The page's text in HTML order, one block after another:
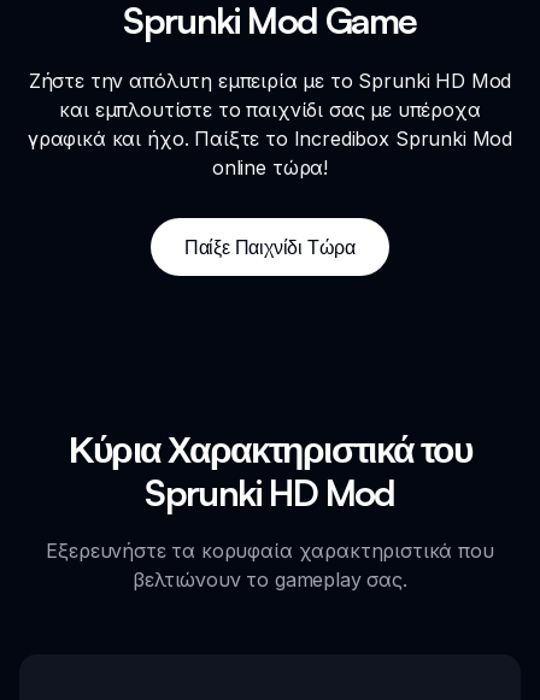
Sprunki Mod Game
Ζήστε την απόλυτη εμπειρία με το Sprunki HD Mod
και εμπλουτίστε το παιχνίδι σας με υπέροχα
γραφικά και ήχο. Παίξτε το Incredibox Sprunki Mod
online τώρα!
Παίξε Παιχνίδι Τώρα
Κύρια Χαρακτηριστικά του
Sprunki HD Mod
Εξερευνήστε τα κορυφαία χαρακτηριστικά που
βελτιώνουν το gameplay σας.